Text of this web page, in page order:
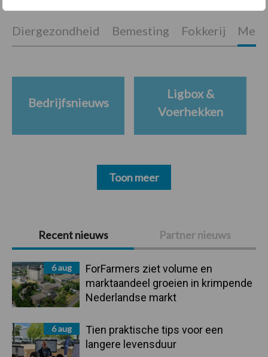
Primaire
Sidebar
Recent nieuws Partner nieuws
6 aug
ForFarmers ziet volume en
marktaandeel groeien in krimpende
Nederlandse markt
6 aug
Tien praktische tips voor een
langere levensduur
Diergezondheid Bemesting Fokkerij
Bedrijfsnieuws
Ligbox &
Voerhekken
Toon meer